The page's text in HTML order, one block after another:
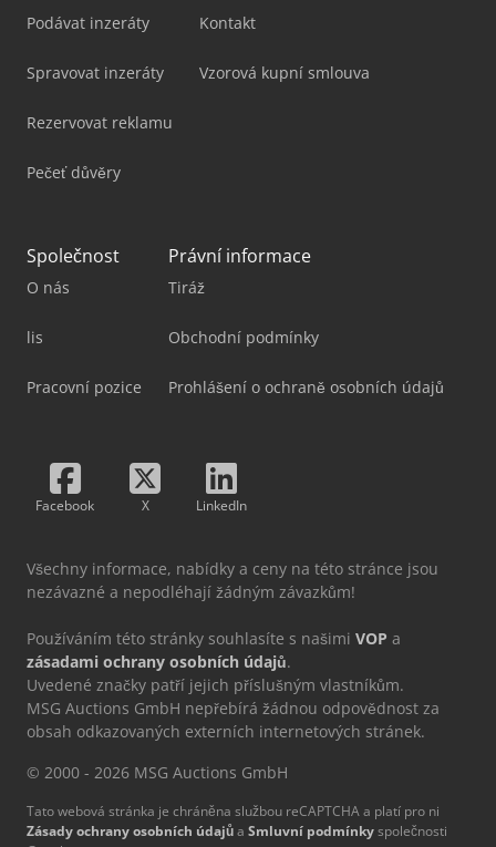
Podávat inzeráty
Spravovat inzeráty
Rezervovat reklamu
Pečeť důvěry
Kontakt
Vzorová kupní smlouva
Společnost
O nás
lis
Pracovní pozice
Právní informace
Tiráž
Obchodní podmínky
Prohlášení o ochraně osobních údajů
Facebook X LinkedIn
Všechny informace, nabídky a ceny na této stránce jsou
nezávazné a nepodléhají žádným závazkům!
Používáním této stránky souhlasíte s našimi VOP a
zásadami ochrany osobních údajů.
Uvedené značky patří jejich příslušným vlastníkům.
MSG Auctions GmbH nepřebírá žádnou odpovědnost za
obsah odkazovaných externích internetových stránek.
© 2000 - 2026 MSG Auctions GmbH
Tato webová stránka je chráněna službou reCAPTCHA a platí pro ni
Zásady ochrany osobních údajůa Smluvní podmínkyspolečnosti